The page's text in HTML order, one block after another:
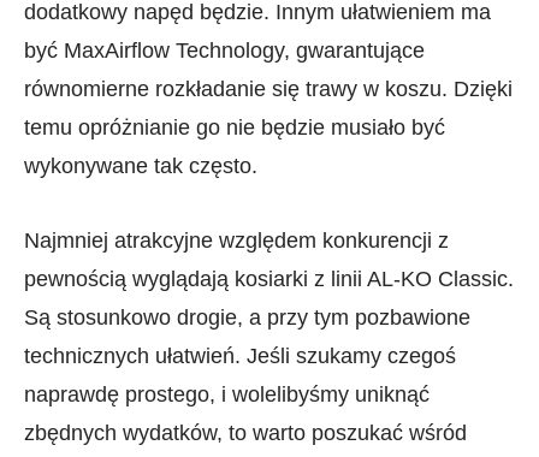
dodatkowy napęd będzie. Innym ułatwieniem ma
być MaxAirflow Technology, gwarantujące
równomierne rozkładanie się trawy w koszu. Dzięki
temu opróżnianie go nie będzie musiało być
wykonywane tak często.
Najmniej atrakcyjne względem konkurencji z
pewnością wyglądają kosiarki z linii AL-KO Classic.
Są stosunkowo drogie, a przy tym pozbawione
technicznych ułatwień. Jeśli szukamy czegoś
naprawdę prostego, i wolelibyśmy uniknąć
zbędnych wydatków, to warto poszukać wśród